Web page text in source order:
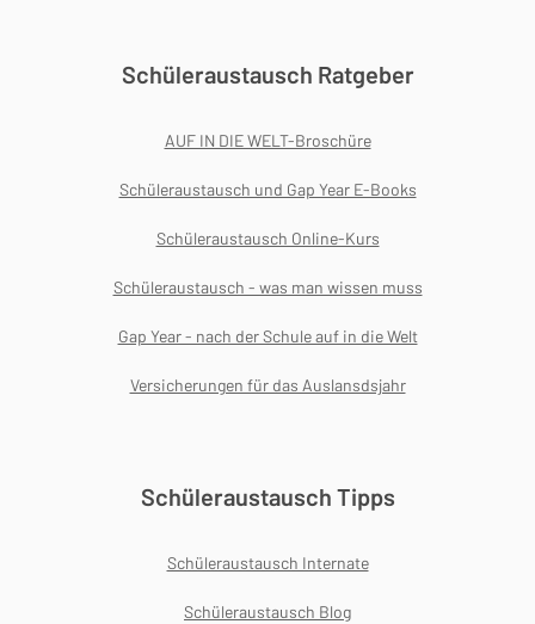
Schüleraustausch Ratgeber
AUF IN DIE WELT-Broschüre
Schüleraustausch und Gap Year E-Books
Schüleraustausch Online-Kurs
Schüleraustausch - was man wissen muss
Gap Year - nach der Schule auf in die Welt
Versicherungen für das Auslansdsjahr
Schüleraustausch Tipps
Schüleraustausch Internate
Schüleraustausch Blog